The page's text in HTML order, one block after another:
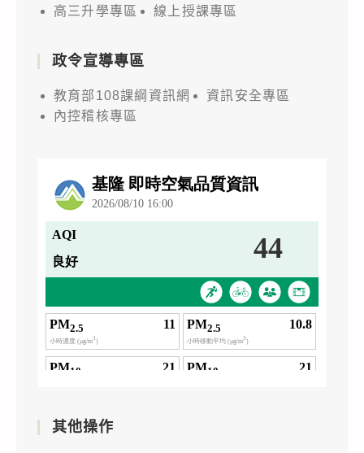
高三升學專區 線上授課專區
政令宣導專區
教育部108課綱資訊網
資訊安全專區
內控稽核專區
其他操作